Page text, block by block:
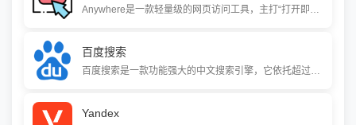
百度搜索
Yandex